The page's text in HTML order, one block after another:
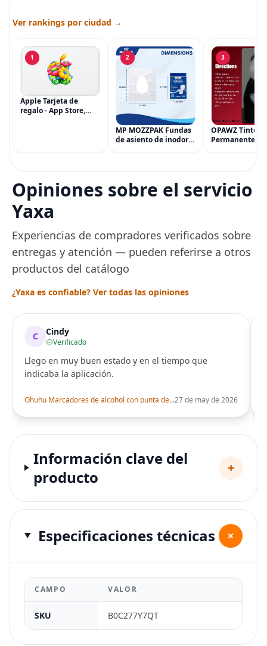
Ver rankings por ciudad →
1
Apple Tarjeta de
regalo - App Store,
2
MP MOZZPAK Fundas
de asiento de inodoro
para entrenamiento
3
OPAWZ Tinte
Permanente
Tinte para
Peluquería
una Década,
Opiniones sobre el servicio
Yaxa
Experiencias de compradores verificados sobre
entregas y atención — pueden referirse a otros
productos del catálogo
¿Yaxa es confiable? Ver todas las opiniones
C Cindy
Verificado
Llego en muy buen estado y en el tiempo que
indicaba la aplicación.
Ohuhu Marcadores de alcohol con punta de pincel – Juego de marcadores artísticos de doble punta con certificación AP para artistas adultos27 de may de 2026
Información clave del
producto
+
Especificaciones técnicas +
CAMPO VALOR
SKU B0C277Y7QT